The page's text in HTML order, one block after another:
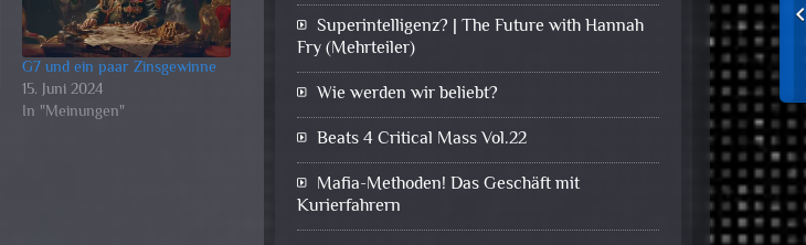
G7 und ein paar Zinsgewinne
15. Juni 2024
In "Meinungen"
Superintelligenz? | The Future with Hannah
Fry (Mehrteiler)
Wie werden wir beliebt?
Beats 4 Critical Mass Vol.22
Mafia-Methoden! Das Geschäft mit
Kurierfahrern